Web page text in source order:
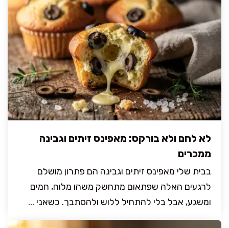
לא לחם ולא בורקס: מאפינס זיתים וגבינה
ממכרים
בבית שלי מאפינס זיתים וגבינה הם פתרון מושלם
לרגעים האלה שפתאום מתחשק משהו מלוח, חמים
ומשגע, אבל בלי להתחיל ללוש ולהסתבך. כשאני ...